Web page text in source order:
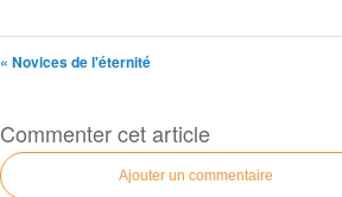
« Novices de l'éternité
Commenter cet article
Ajouter un commentaire